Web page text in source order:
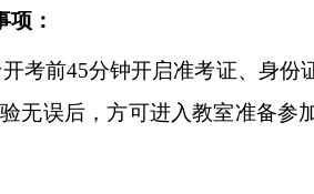
项：
考前45分钟开启准考证、身份
无误后，方可进入教室准备参